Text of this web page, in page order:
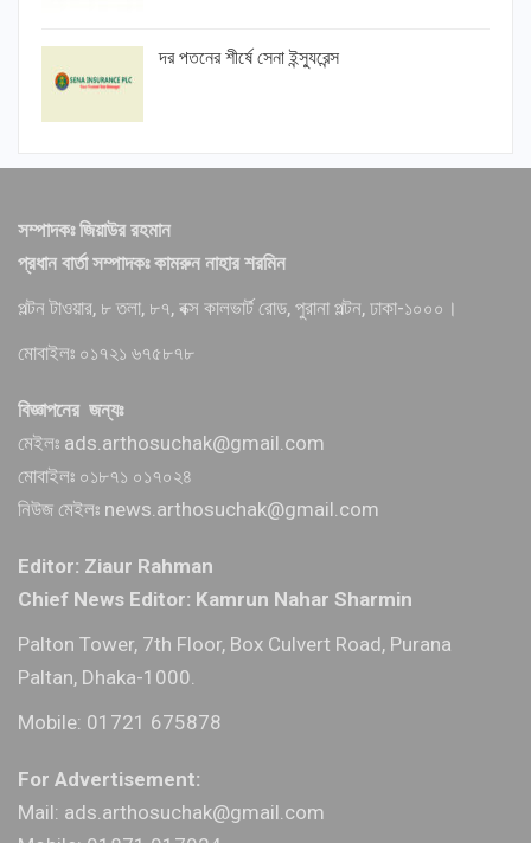
দর পতনের শীর্ষে সেনা ইন্স্যুরেন্স
সম্পাদকঃ জিয়াউর রহমান
প্রধান বার্তা সম্পাদকঃ কামরুন নাহার শরমিন
পল্টন টাওয়ার, ৮ তলা, ৮৭, বক্স কালভার্ট রোড, পুরানা পল্টন, ঢাকা-১০০০।
মোবাইলঃ ০১৭২১ ৬৭৫৮৭৮
বিজ্ঞাপনের জন্যঃ
মেইলঃ ads.arthosuchak@gmail.com
মোবাইলঃ ০১৮৭১ ০১৭০২৪
নিউজ মেইলঃ news.arthosuchak@gmail.com
Editor: Ziaur Rahman
Chief News Editor: Kamrun Nahar Sharmin
Palton Tower, 7th Floor, Box Culvert Road, Purana
Paltan, Dhaka-1000.
Mobile: 01721 675878
For Advertisement:
Mail: ads.arthosuchak@gmail.com